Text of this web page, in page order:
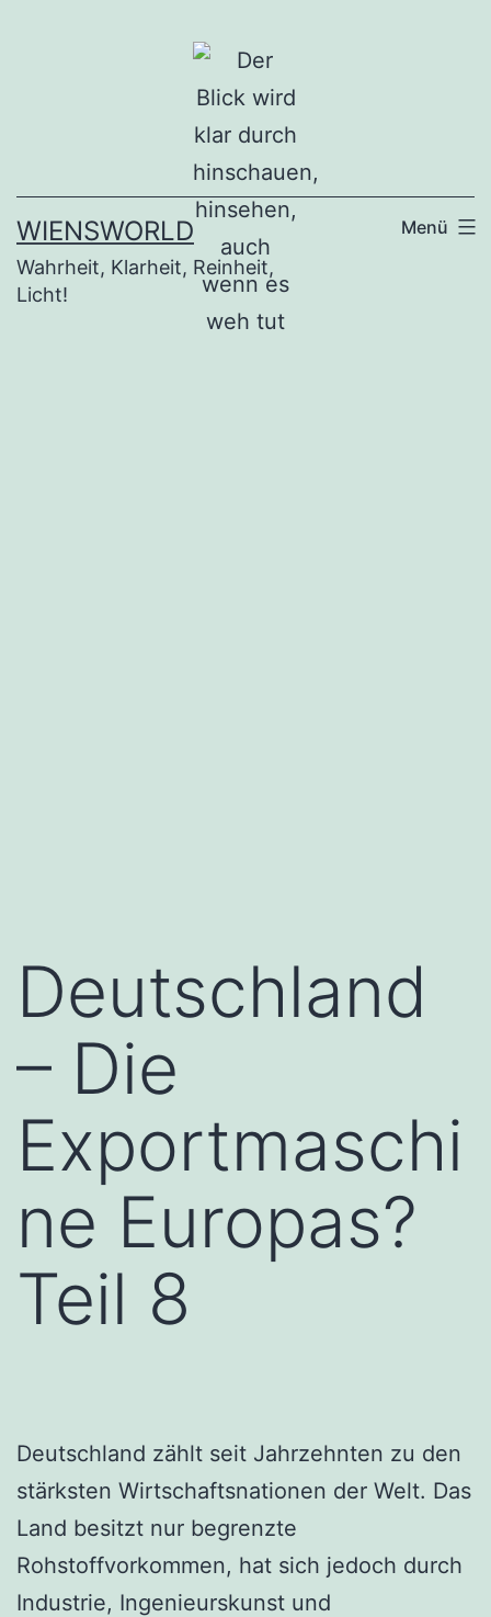
WIENSWORLD
Wahrheit, Klarheit, Reinheit,
Licht!
Menü
Deutschland
– Die
Exportmaschi
ne Europas?
Teil 8
Deutschland zählt seit Jahrzehnten zu den
stärksten Wirtschaftsnationen der Welt. Das
Land besitzt nur begrenzte
Rohstoffvorkommen, hat sich jedoch durch
Industrie, Ingenieurskunst und